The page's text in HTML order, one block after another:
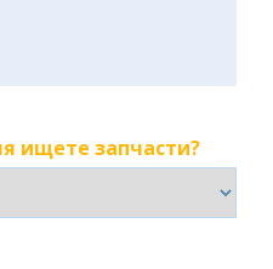
ищете запчасти?